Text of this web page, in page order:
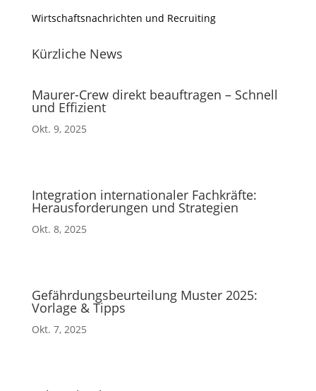
Wirtschaftsnachrichten und Recruiting
Kürzliche News
Maurer-Crew direkt beauftragen – Schnell
und Effizient
Okt. 9, 2025
Integration internationaler Fachkräfte:
Herausforderungen und Strategien
Okt. 8, 2025
Gefährdungsbeurteilung Muster 2025:
Vorlage & Tipps
Okt. 7, 2025